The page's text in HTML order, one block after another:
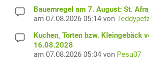
Bauernregel am 7. August: St.
am 07.08.2026 05:14 von
Kuchen, Torten bzw. Kleingebäck
16.08.2028
am 07.08.2026 05:04 von Pesu07